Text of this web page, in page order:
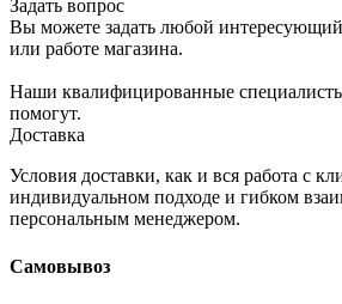
Задать вопрос
Вы можете задать любой интересующий
или работе магазина.
Наши квалифицированные
помогут.
Доставка
Условия доставки, как и вся работа с
индивидуальном подходе и гибком
персональным менеджером.
Самовывоз